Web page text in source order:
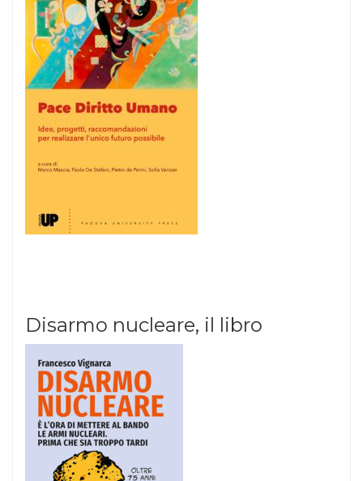
Disarmo nucleare, il libro